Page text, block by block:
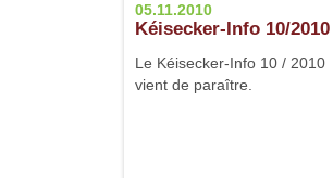
05.11.2010
Kéisecker-Info 10/2010
Le Kéisecker-Info 10 / 2010
vient de paraître.